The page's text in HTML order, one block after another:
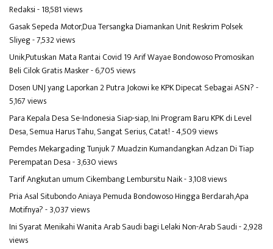
Redaksi- 18,581 views
Gasak Sepeda Motor,Dua Tersangka Diamankan Unit Reskrim Polsek
Sliyeg- 7,532 views
Unik,Putuskan Mata Rantai Covid 19 Arif Wayae Bondowoso Promosikan
Beli Cilok Gratis Masker- 6,705 views
Dosen UNJ yang Laporkan 2 Putra Jokowi ke KPK Dipecat Sebagai ASN?-
5,167 views
Para Kepala Desa Se-Indonesia Siap-siap, Ini Program Baru KPK di Level
Desa, Semua Harus Tahu, Sangat Serius, Catat!- 4,509 views
Pemdes Mekargading Tunjuk 7 Muadzin Kumandangkan Adzan Di Tiap
Perempatan Desa- 3,630 views
Tarif Angkutan umum Cikembang Lembursitu Naik- 3,108 views
Pria Asal Situbondo Aniaya Pemuda Bondowoso Hingga Berdarah,Apa
Motifnya?- 3,037 views
Ini Syarat Menikahi Wanita Arab Saudi bagi Lelaki Non-Arab Saudi- 2,928
views